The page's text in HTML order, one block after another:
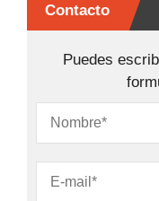
Contacto
Puedes